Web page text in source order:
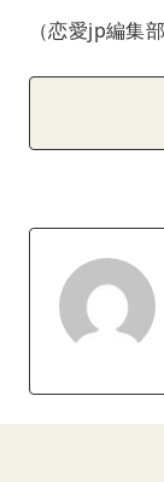
（恋愛jp編集部